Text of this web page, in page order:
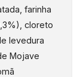
completa e
valoriza o
farinha
cloreto
levedura
Mojave